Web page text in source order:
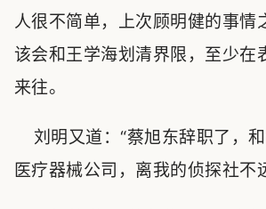
人很不简单，上次顾明健的事情
该会和王学海划清界限，至少在
来往。
刘明又道：“蔡旭东辞职了，
医疗器械公司，离我的侦探社不